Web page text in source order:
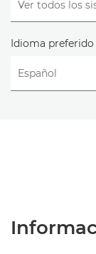
Idioma preferido